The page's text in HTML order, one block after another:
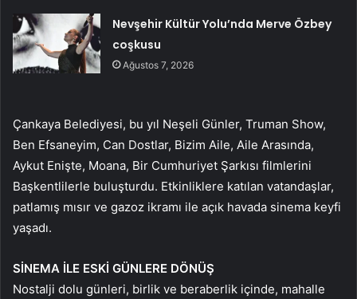
Nevşehir Kültür Yolu’nda Merve Özbey
coşkusu
Ağustos 7, 2026
Çankaya Belediyesi, bu yıl Neşeli Günler, Truman Show,
Ben Efsaneyim, Can Dostlar, Bizim Aile, Aile Arasında,
Aykut Enişte, Moana, Bir Cumhuriyet Şarkısı filmlerini
Başkentlilerle buluşturdu. Etkinliklere katılan vatandaşlar,
patlamış mısır ve gazoz ikramı ile açık havada sinema keyfi
yaşadı.
SİNEMA İLE ESKİ GÜNLERE DÖNÜŞ
Nostalji dolu günleri, birlik ve beraberlik içinde, mahalle